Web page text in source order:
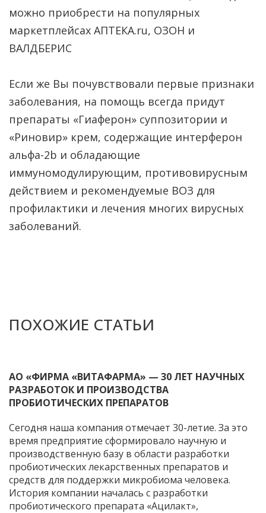
можно приобрести на популярных
маркетплейсах АПТЕКА.ru, ОЗОН и
ВАЛДБЕРИС
Если же Вы почувствовали первые признаки
заболевания, на помощь всегда придут
препараты «Гиаферон» суппозитории и
«Риновир» крем, содержащие интерферон
альфа-2b и обладающие
иммуномодулирующим, противовирусным
действием и рекомендуемые ВОЗ для
профилактики и лечения многих вирусных
заболеваний.
ПОХОЖИЕ СТАТЬИ
АО «ФИРМА «ВИТАФАРМА» — 30 ЛЕТ НАУЧНЫХ
РАЗРАБОТОК И ПРОИЗВОДСТВА
ПРОБИОТИЧЕСКИХ ПРЕПАРАТОВ
Сегодня наша компания отмечает 30-летие. За это
время предприятие сформировало научную и
производственную базу в области разработки
пробиотических лекарственных препаратов и
средств для поддержки микробиома человека.
История компании началась с разработки
пробиотического препарата «Ацилакт»,